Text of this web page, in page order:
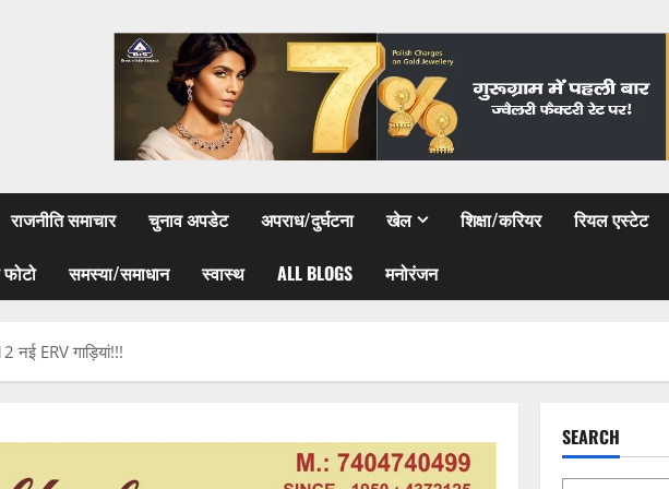
राजनीति समाचार चुनाव अपडेट अपराध/दुर्घटना खेल शिक्षा/करियर रियल एस्टेट
समस्या/समाधान स्वास्थ ALL BLOGS मनोरंजन
नई ERV गाड़ियां!!!
SEARCH